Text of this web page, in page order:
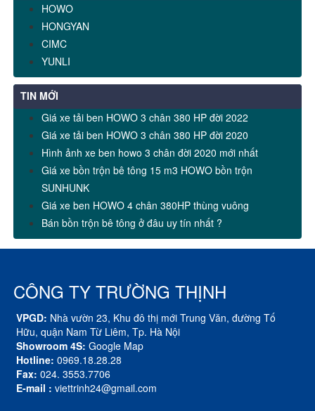
HOWO
HONGYAN
CIMC
YUNLI
TIN MỚI
Giá xe tải ben HOWO 3 chân 380 HP đời 2022
Giá xe tải ben HOWO 3 chân 380 HP đời 2020
Hình ảnh xe ben howo 3 chân đời 2020 mới nhất
Giá xe bồn trộn bê tông 15 m3 HOWO bồn trộn
SUNHUNK
Giá xe ben HOWO 4 chân 380HP thùng vuông
Bán bồn trộn bê tông ở đâu uy tín nhất ?
CÔNG TY TRƯỜNG THỊNH
VPGD: Nhà vườn 23, Khu đô thị mới Trung Văn, đường Tố
Hữu, quận Nam Từ Liêm, Tp. Hà Nội
Showroom 4S: Google Map
Hotline: 0969.18.28.28
Fax: 024. 3553.7706
E-mail : viettrinh24@gmail.com